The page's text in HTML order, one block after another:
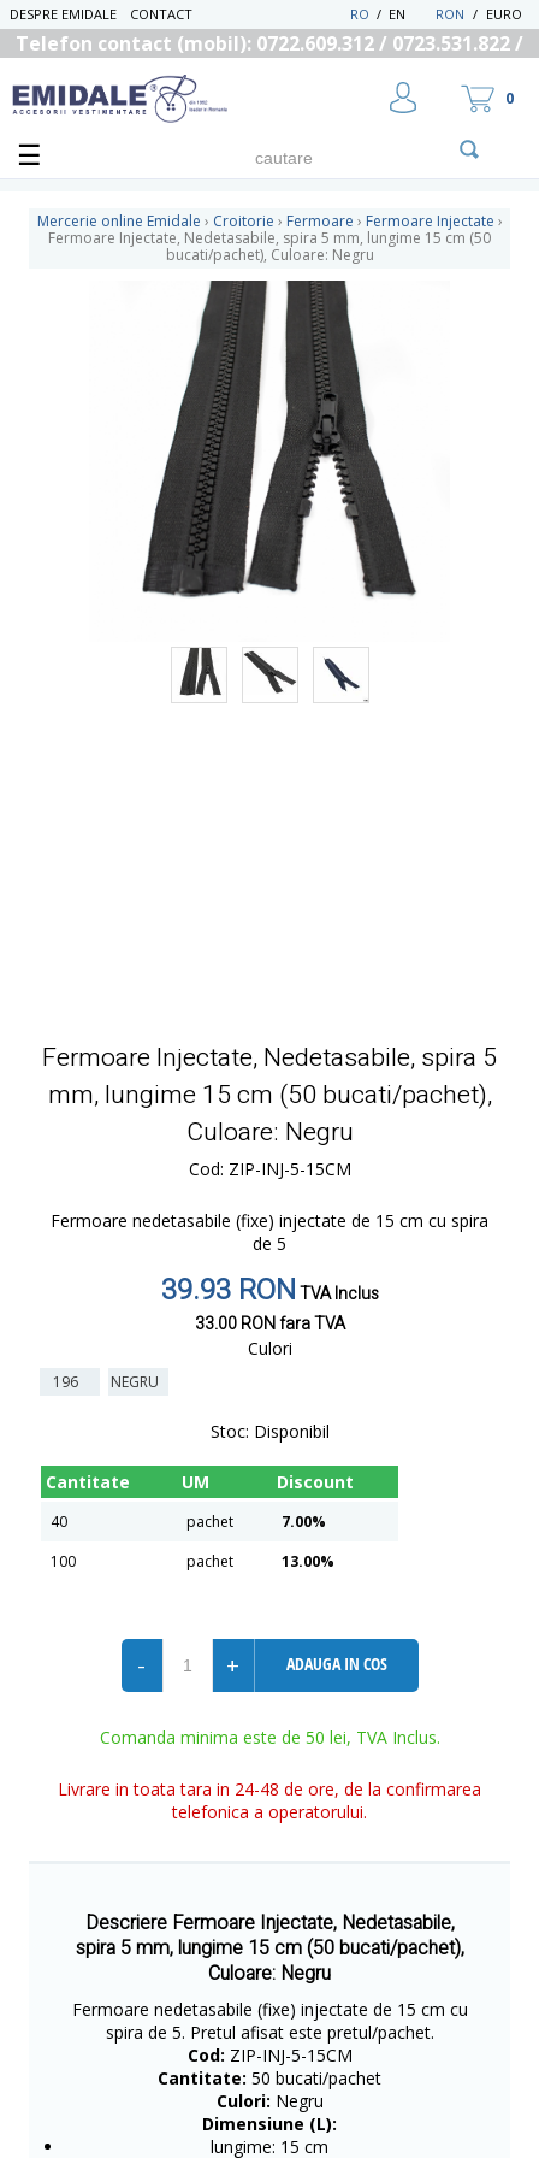
DESPRE EMIDALE CONTACT RON / EURO
EN
/
RO
Telefon contact (mobil): 0722.609.312 / 0723.531.822 /
UTILIZATOR NOU
RECUPEREAZA PAROLA
0
Mercerie online Emidale › Croitorie › Fermoare › Fermoare Injectate ›
Fermoare Injectate, Nedetasabile, spira 5 mm, lungime 15 cm (50
bucati/pachet), Culoare: Negru
Fermoare Injectate, Nedetasabile, spira 5
mm, lungime 15 cm (50 bucati/pachet),
Culoare: Negru
Cod: ZIP-INJ-5-15CM
Fermoare nedetasabile (fixe) injectate de 15 cm cu spira
de 5
39.93 RONTVA Inclus
33.00 RONfara TVA
Culori
196 NEGRU
Stoc: Disponibil
Cantitate UM Discount
40 pachet
7.00%
100
pachet 13.00%
- + ADAUGA IN COS
Comanda minima este de 50 lei, TVA Inclus.
Livrare in toata tara in 24-48 de ore, de la confirmarea
telefonica a operatorului.
Descriere Fermoare Injectate, Nedetasabile,
spira 5 mm, lungime 15 cm (50 bucati/pachet),
Culoare: Negru
Fermoare nedetasabile (fixe) injectate de 15 cm cu
spira de 5. Pretul afisat este pretul/pachet.
Cod: ZIP-INJ-5-15CM
Cantitate: 50 bucati/pachet
Culori: Negru
Dimensiune (L):
lungime: 15 cm